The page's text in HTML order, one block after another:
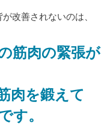
改善されないのは、
筋肉の緊張が
肉を鍛えて
す。